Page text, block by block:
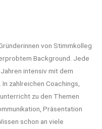
von Stimmkolleg
Background. Jede
intensiv mit dem
zahlreichen Coachings,
zu den Themen
Präsentation
schon an viele